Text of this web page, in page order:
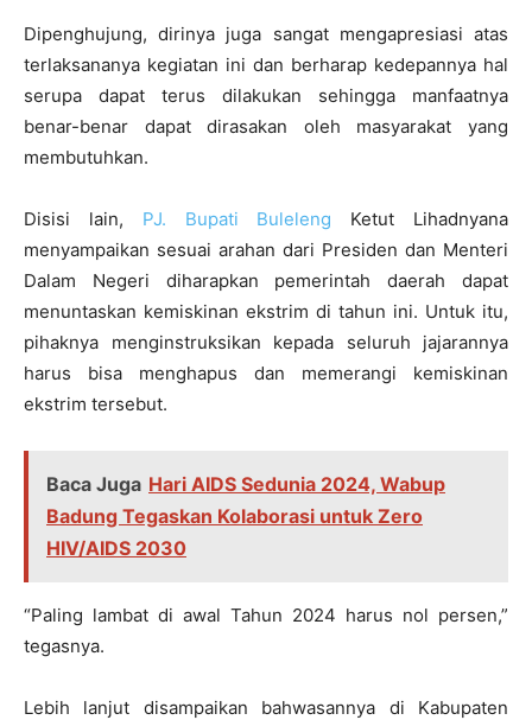
Dipenghujung, dirinya juga sangat mengapresiasi atas
terlaksananya kegiatan ini dan berharap kedepannya hal
serupa dapat terus dilakukan sehingga manfaatnya
benar-benar dapat dirasakan oleh masyarakat yang
membutuhkan.
Disisi lain, PJ. Bupati Buleleng Ketut Lihadnyana
menyampaikan sesuai arahan dari Presiden dan Menteri
Dalam Negeri diharapkan pemerintah daerah dapat
menuntaskan kemiskinan ekstrim di tahun ini. Untuk itu,
pihaknya menginstruksikan kepada seluruh jajarannya
harus bisa menghapus dan memerangi kemiskinan
ekstrim tersebut.
Baca Juga Hari AIDS Sedunia 2024, Wabup
Badung Tegaskan Kolaborasi untuk Zero
HIV/AIDS 2030
“Paling lambat di awal Tahun 2024 harus nol persen,”
tegasnya.
Lebih lanjut disampaikan bahwasannya di Kabupaten